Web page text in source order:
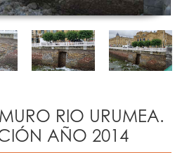
RIO URUMEA.
AÑO 2014